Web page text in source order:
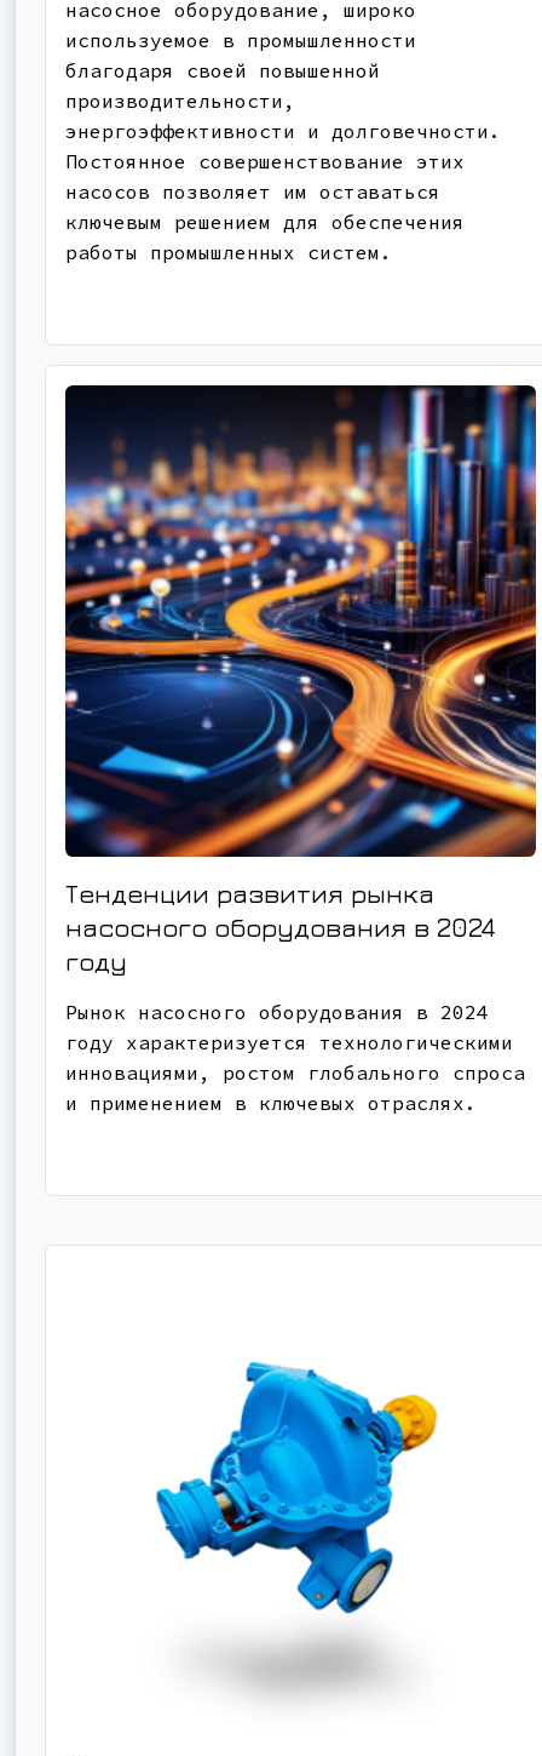
насосное оборудование, широко
используемое в промышленности
благодаря своей повышенной
производительности,
энергоэффективности и долговечности.
Постоянное совершенствование этих
насосов позволяет им оставаться
ключевым решением для обеспечения
работы промышленных систем.
Тенденции развития рынка
насосного оборудования в 2024
году
Рынок насосного оборудования в 2024
году характеризуется технологическими
инновациями, ростом глобального спроса
и применением в ключевых отраслях.